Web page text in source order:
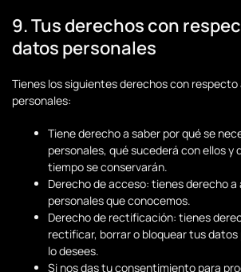
9. Tus derechos con
datos personales
Tienes los siguientes derechos con
personales:
Tiene derecho a saber por qué se
personales, qué sucederá con ellos
tiempo se conservarán.
Derecho de acceso: tienes derecho
personales que conocemos.
Derecho de rectificación: tienes
rectificar, borrar o bloquear tus
lo desees.
Si nos das tu consentimiento para